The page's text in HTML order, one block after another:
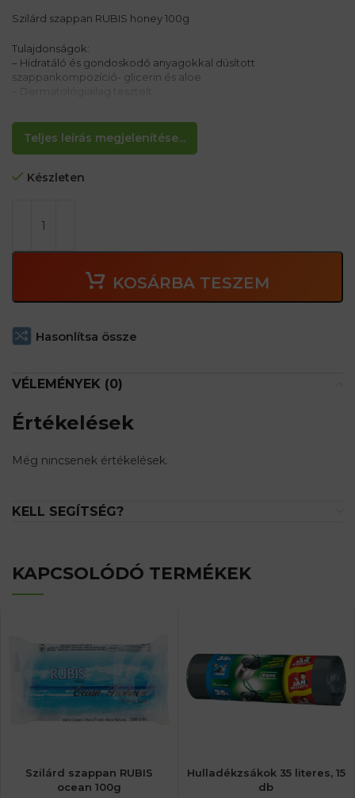
Teljes leírás megjelenítése...
Szilárd szappan RUBIS honey 100g
Tulajdonságok:
– Hidratáló és gondoskodó anyagokkal dúsított
szappankompozíció- glicerin és aloe
– A méz illatával
Készleten
KOSÁRBA TESZEM
Hasonlítsa össze
VÉLEMÉNYEK (0)
Értékelések
Még nincsenek értékelések.
KELL SEGÍTSÉG?
KAPCSOLÓDÓ TERMÉKEK
Szilárd szappan RUBIS
ocean 100g
Hulladékzsákok 35 literes, 15
db